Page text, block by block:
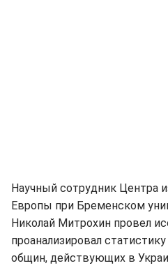
Научный сотрудник Центра
Европы при Бременском
Николай Митрохин провел
проанализировал
общин, действующих в